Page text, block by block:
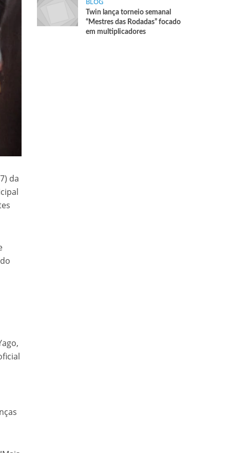
da
Twin lança torneio semanal
“Mestres das Rodadas” focado
em multiplicadores